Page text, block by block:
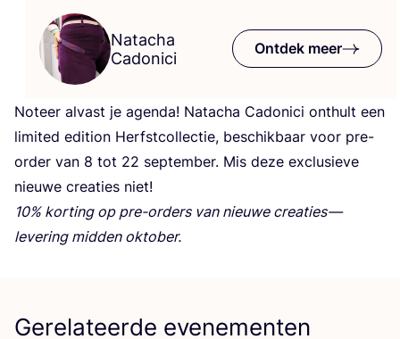
Natacha
Cadonici
Ontdek meer
Noteer alvast je agen­da! Nat­a­cha Cado­ni­ci ont­hult een
limi­ted edi­ti­on Herfst­col­lec­tie, beschik­baar voor pre-
order van 8 tot 22 sep­tem­ber. Mis deze exclu­sie­ve
nieu­we cre­a­ties niet!
10% kor­ting op pre-orders van nieu­we cre­a­ties —
leve­ring mid­den oktober.
Gerelateerde evenementen